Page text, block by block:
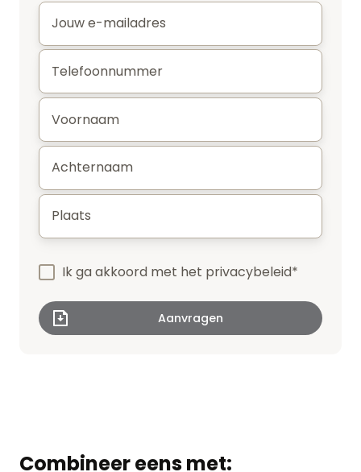
E-
mail*
Telefoonnummer
Voornaam
Achternaam
Plaats
Ik ga akkoord met het privacybeleid*
Combineer eens met: